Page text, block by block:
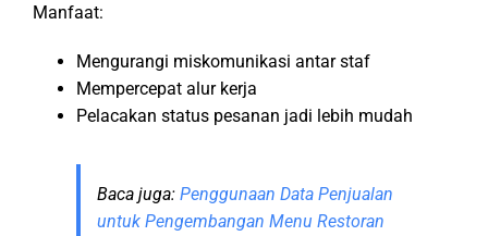
Manfaat:
Mengurangi miskomunikasi antar staf
Mempercepat alur kerja
Pelacakan status pesanan jadi lebih mudah
Baca juga: Penggunaan Data Penjualan
untuk Pengembangan Menu Restoran